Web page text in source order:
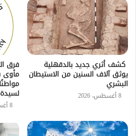
كشف أثري جديد بالدقهلية
يوثق آلاف السنين من الاستيطان
البشري
8 أغسطس، 2026
فرق
8 أغسطس، 2026